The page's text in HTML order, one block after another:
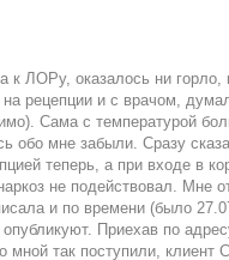
к ЛОРу, оказалось ни
рецепции и с врачом,
Сама с температурой
обо мне забыли. Сразу
теперь, а при входе в
не подействовал. Мне
и по времени (было
Приехав по
мной так поступили,